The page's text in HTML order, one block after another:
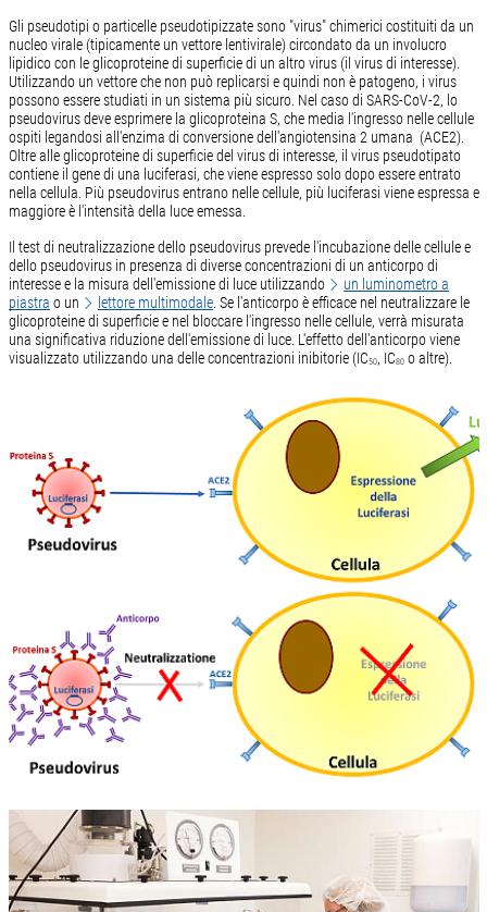
Gli pseudotipi o particelle pseudotipizzate sono "virus" chimerici costituiti da un
nucleo virale (tipicamente un vettore lentivirale) circondato da un involucro
lipidico con le glicoproteine ​​di superficie di un altro virus (il virus di interesse).
Utilizzando un vettore che non può replicarsi e quindi non è patogeno, i virus
possono essere studiati in un sistema più sicuro. Nel caso di SARS-CoV-2, lo
pseudovirus deve esprimere la glicoproteina S, che media l'ingresso nelle cellule
ospiti legandosi all'enzima di conversione dell'angiotensina 2 umana (ACE2).
Oltre alle glicoproteine ​​di superficie del virus di interesse, il virus pseudotipato
contiene il gene di una luciferasi, che viene espresso solo dopo essere entrato
nella cellula. Più pseudovirus entrano nelle cellule, più luciferasi viene espressa e
maggiore è l'intensità della luce emessa.
Il test di neutralizzazione dello pseudovirus prevede l'incubazione delle cellule e
dello pseudovirus in presenza di diverse concentrazioni di un anticorpo di
interesse e la misura dell'emissione di luce utilizzando
un luminometro a
piastra o un lettore multimodale. Se l'anticorpo è efficace nel neutralizzare le
glicoproteine ​​di superficie e nel bloccare l'ingresso nelle cellule, verrà misurata
una significativa riduzione dell'emissione di luce. L'effetto dell'anticorpo viene
visualizzato utilizzando una delle concentrazioni inibitorie (IC50, IC80o altre).